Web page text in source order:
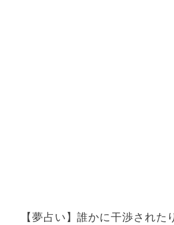
【夢占い】誰かに干渉された